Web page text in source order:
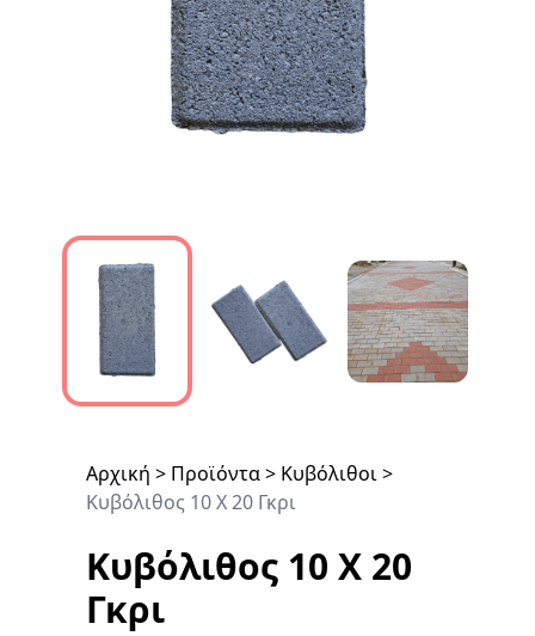
Αρχική > Προϊόντα> Κυβόλιθοι>
Κυβόλιθος 10 Χ 20 Γκρι
Κυβόλιθος 10 Χ 20
Γκρι